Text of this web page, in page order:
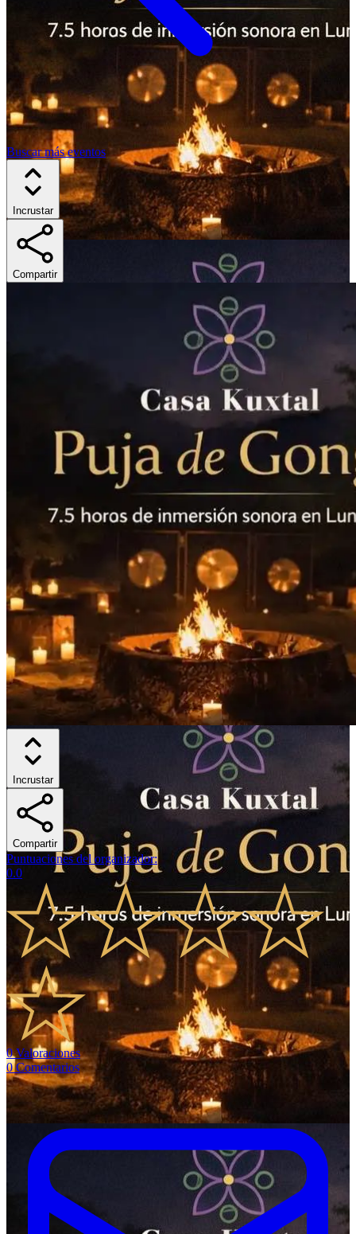
Buscar más eventos
Incrustar
Compartir
Incrustar
Compartir
Puntuaciones del organizador:
0.0
0 Valoraciones
0 Comentarios